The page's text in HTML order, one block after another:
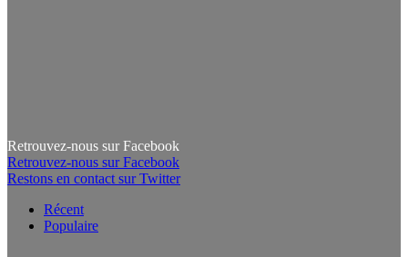
Retrouvez-nous sur Facebook
Retrouvez-nous sur Facebook
Restons en contact sur Twitter
Récent
Populaire